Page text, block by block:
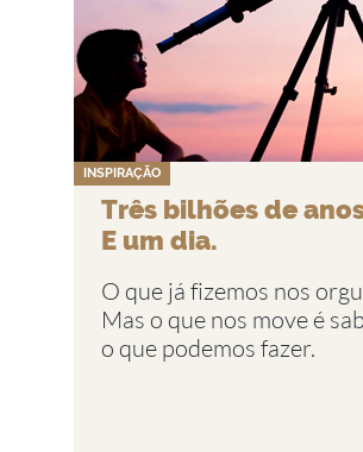
INSPIRAÇÃO
Três bilhões de
E um dia.
O que já fizemos nos
Mas o que nos move é
o que podemos fazer.